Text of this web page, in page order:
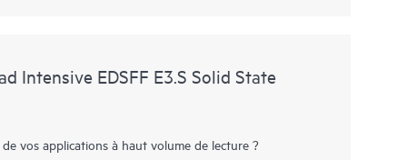
Intensive EDSFF E3.S Solid State
vos applications à haut volume de lecture ?